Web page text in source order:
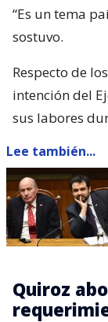
“Es un tema
sostuvo.
Respecto de
intención del
sus labores
Lee también...
Quiroz